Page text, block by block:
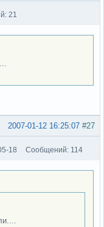
21
#27
2007-01-12 16:25:07
18 Сообщений: 114